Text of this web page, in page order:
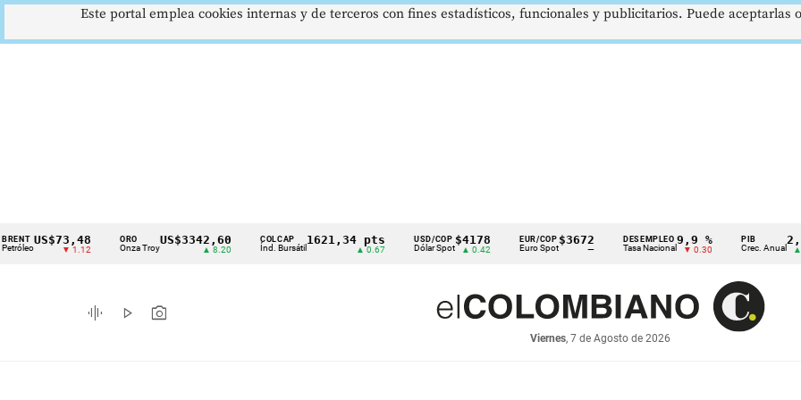
Cintillo
indicadores
económicos
▼ 1.12
ORO
Onza Troy
US$3342,60
▲ 8.20
COLCAP
Índ. Bursátil
1621,34 pts USD/COP
Dólar Spot
$4178
▲ 0.42
EUR/COP
Euro Spot
$3672
—
DESEMPLEO
Tasa Nacional
9,9 %
▼ 0.30
PIB
Crec. Anual
2,8 %
▲ 0.10
graphic_eq play_arrow photo_camera
Viernes, 7 de Agosto de 2026
Este portal emplea cookies internas y de terceros con fines estadísticos, funcionales y publicitarios. Puede aceptarlas